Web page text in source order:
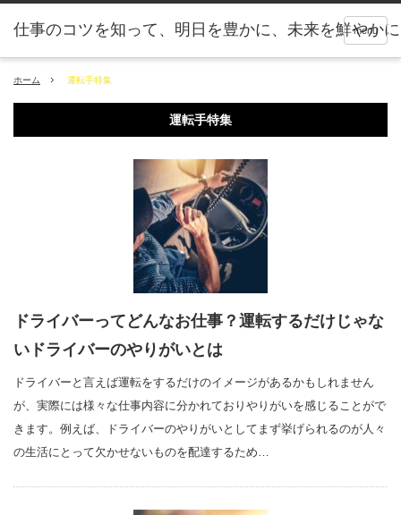
menu
仕事のコツを知って、明日を豊かに、未来を鮮やかに
ホーム 運転手特集
運転手特集
ドライバーってどんなお仕事？運転するだけじゃな
いドライバーのやりがいとは
ドライバーと言えば運転をするだけのイメージがあるかもしれません
が、実際には様々な仕事内容に分かれておりやりがいを感じることがで
きます。例えば、ドライバーのやりがいとしてまず挙げられるのが人々
の生活にとって欠かせないものを配達するため…